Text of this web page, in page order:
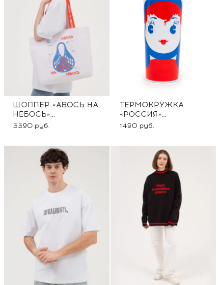
ШОППЕР «АВОСЬ НА
НЕБОСЬ»
-10% ПО
3390 руб.
ТЕРМОКРУЖКА
«РОССИЯ»
-10% ПО
1490 руб.